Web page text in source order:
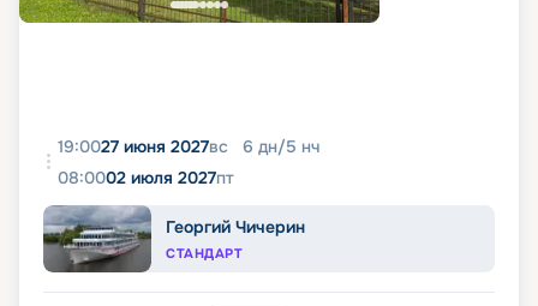
19:0027 июня 2027вс 6 дн/5 нч
08:0002 июля 2027пт
Георгий Чичерин
СТАНДАРТ